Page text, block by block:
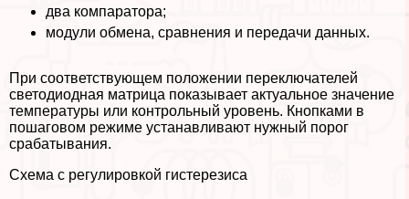
два компаратора;
модули обмена, сравнения и передачи данных.
При соответствующем положении переключателей
светодиодная матрица показывает актуальное значение
температуры или контрольный уровень. Кнопками в
пошаговом режиме устанавливают нужный порог
сpaбатывания.
Схема с регулировкой гистерезиса